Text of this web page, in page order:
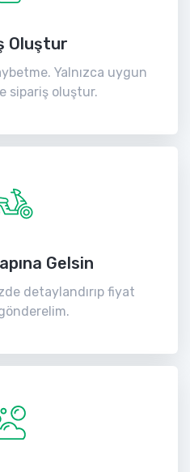
Oluştur
Yalnızca uygun
sipariş oluştur.
Gelsin
detaylandırıp fiyat